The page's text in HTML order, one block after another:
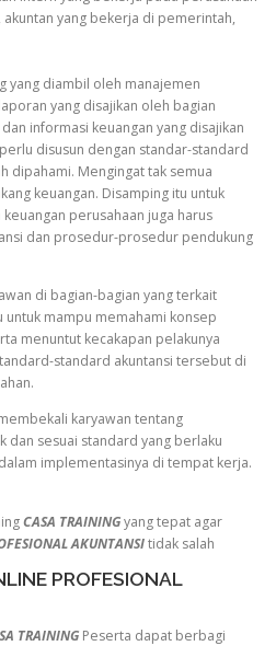
yang bekerja di pemerintah,
yang diambil oleh manajemen
yang disajikan oleh bagian
informasi keuangan yang disajikan
disusun dengan standar-standard
dipahami. Mengingat tak semua
keuangan. Disamping itu untuk
perusahaan juga harus
dan prosedur-prosedur pendukung
di bagian-bagian yang terkait
mampu memahami konsep
menuntut kecakapan pelakunya
standard akuntansi tersebut di
karyawan tentang
dan sesuai standard yang berlaku
implementasinya di tempat kerja.
CASA TRAININGyang tepat agar
AKUNTANSItidak salah
PROFESIONAL
TRAINING Peserta dapat berbagi